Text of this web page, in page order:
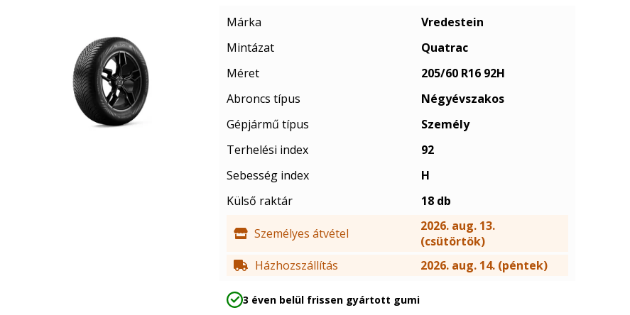
Márka
Vredestein
Mintázat
Quatrac
Méret
205/60 R16 92H
Abroncs típus
Négyévszakos
Gépjármű típus
Személy
Terhelési index
92
Sebesség index
H
Külső raktár
18 db
Személyes átvétel
2026. aug. 13.
(csütörtök)
Házhozszállítás
2026. aug. 14. (péntek)
3 éven belül frissen gyártott gumi